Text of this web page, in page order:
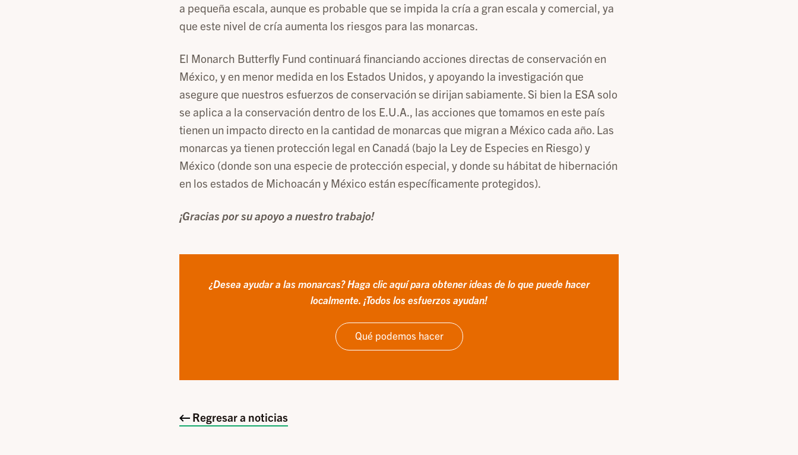
a pequeña escala, aunque es probable que se impida la cría a gran escala y comercial, ya
que este nivel de cría aumenta los riesgos para las monarcas.
El Monarch Butterfly Fund continuará financiando acciones directas de conservación en
México, y en menor medida en los Estados Unidos, y apoyando la investigación que
asegure que nuestros esfuerzos de conservación se dirijan sabiamente. Si bien la ESA solo
se aplica a la conservación dentro de los E.U.A., las acciones que tomamos en este país
tienen un impacto directo en la cantidad de monarcas que migran a México cada año. Las
monarcas ya tienen protección legal en Canadá (bajo la Ley de Especies en Riesgo) y
México (donde son una especie de protección especial, y donde su hábitat de hibernación
en los estados de Michoacán y México están específicamente protegidos).
¡Gracias por su apoyo a nuestro trabajo!
¿Desea ayudar a las monarcas? Haga clic aquí para obtener ideas de lo que puede hacer
localmente. ¡Todos los esfuerzos ayudan!
Qué podemos hacer
Regresar a noticias